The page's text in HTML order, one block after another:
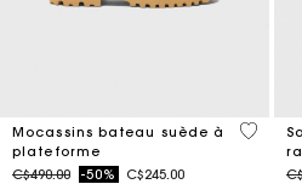
Mocassins bateau suède à
plateforme
Price reduced from
C$490.00to-50% C$245.00
5 out of